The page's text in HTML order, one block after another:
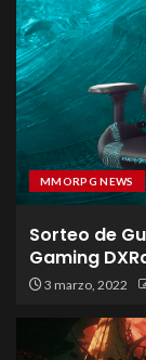
MMORPG NEWS
Sorteo de
Gaming
3 marzo, 2022